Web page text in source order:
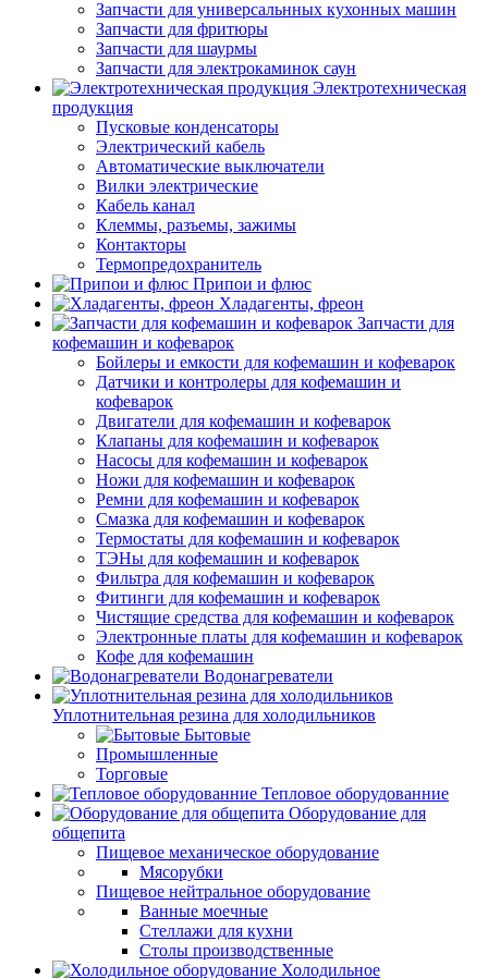
Запчасти для универсальнных кухонных машин
Запчасти для фритюры
Запчасти для шаурмы
Запчасти для электрокаминок саун
Электротехническая
продукция
Пусковые конденсаторы
Электрический кабель
Автоматические выключатели
Вилки электрические
Кабель канал
Клеммы, разъемы, зажимы
Контакторы
Термопредохранитель
Припои и флюс
Хладагенты, фреон
Запчасти для
кофемашин и кофеварок
Бойлеры и емкости для кофемашин и кофеварок
Датчики и контролеры для кофемашин и
кофеварок
Двигатели для кофемашин и кофеварок
Клапаны для кофемашин и кофеварок
Насосы для кофемашин и кофеварок
Ножи для кофемашин и кофеварок
Ремни для кофемашин и кофеварок
Смазка для кофемашин и кофеварок
Термостаты для кофемашин и кофеварок
ТЭНы для кофемашин и кофеварок
Фильтра для кофемашин и кофеварок
Фитинги для кофемашин и кофеварок
Чистящие средства для кофемашин и кофеварок
Электронные платы для кофемашин и кофеварок
Кофе для кофемашин
Водонагреватели
Уплотнительная резина для холодильников
Бытовые
Промышленные
Торговые
Тепловое оборудованние
Оборудование для
общепита
Пищевое механическое оборудование
Мясорубки
Пищевое нейтральное оборудование
Ванные моечные
Стеллажи для кухни
Столы производственные
Холодильное